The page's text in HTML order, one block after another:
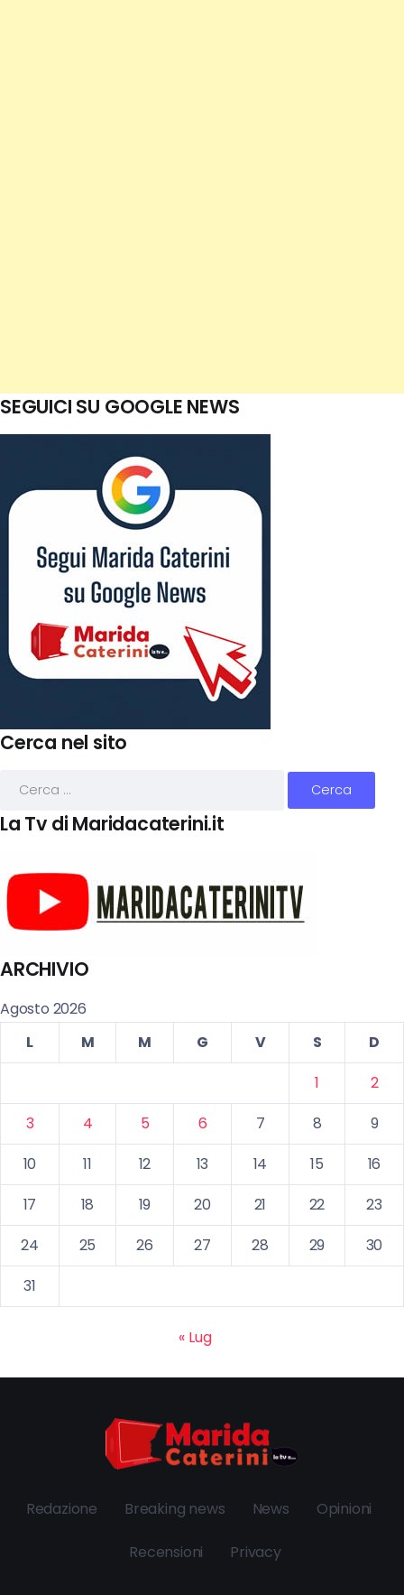
SEGUICI SU GOOGLE NEWS
Cerca nel sito
La Tv di Maridacaterini.it
ARCHIVIO
Agosto 2026
L
M M G V S
D
1
2
3
4 5 6 7 8
9
10
11 12 13 14 15
16
17
18 19 20 21 22
23
24
25 26 27 28 29
30
31
« Lug
Redazione Breaking news News Opinioni
Recensioni Privacy